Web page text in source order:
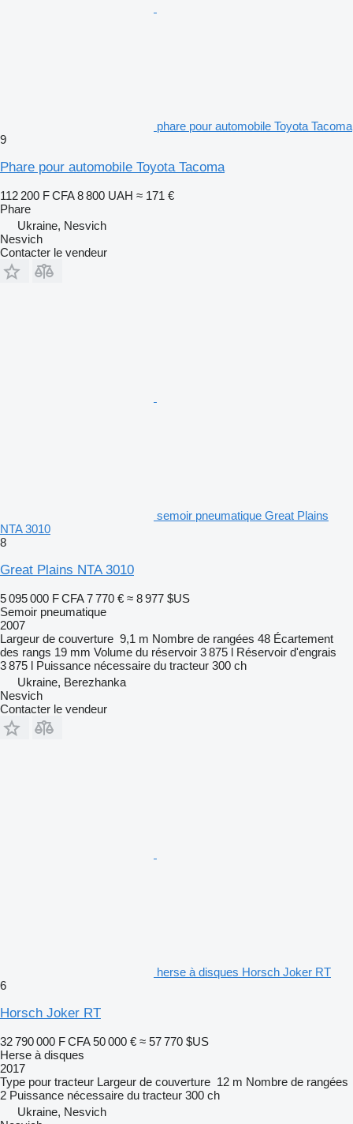
phare pour automobile Toyota Tacoma
9
Phare pour automobile Toyota Tacoma
112 200 F CFA 8 800 UAH ≈ 171 €
Phare
Ukraine, Nesvich
Nesvich
Contacter le vendeur
semoir pneumatique Great Plains
NTA 3010
8
Great Plains NTA 3010
5 095 000 F CFA 7 770 € ≈ 8 977 $US
Semoir pneumatique
2007
Largeur de couverture 9,1 m Nombre de rangées 48 Écartement
des rangs 19 mm Volume du réservoir 3 875 l Réservoir d'engrais
3 875 l Puissance nécessaire du tracteur 300 ch
Ukraine, Berezhanka
Nesvich
Contacter le vendeur
herse à disques Horsch Joker RT
6
Horsch Joker RT
32 790 000 F CFA 50 000 € ≈ 57 770 $US
Herse à disques
2017
Type pour tracteur Largeur de couverture 12 m Nombre de rangées
2 Puissance nécessaire du tracteur 300 ch
Ukraine, Nesvich